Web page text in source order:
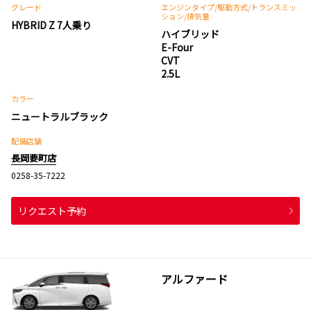
グレード
HYBRID Z 7人乗り
エンジンタイプ/駆動方式/トランスミッ
ション/排気量
ハイブリッド
E-Four
CVT
2.5L
カラー
ニュートラルブラック
配備店舗
長岡要町店
0258-35-7222
リクエスト予約
アルファード